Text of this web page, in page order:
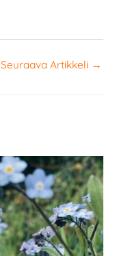
Seuraava Artikkeli →